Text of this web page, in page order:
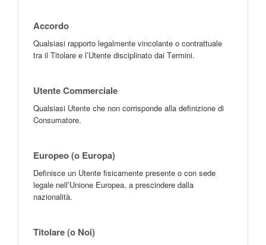
Accordo
Qualsiasi rapporto legalmente vincolante o contrattuale
tra il Titolare e l’Utente disciplinato dai Termini.
Utente Commerciale
Qualsiasi Utente che non corrisponde alla definizione di
Consumatore.
Europeo (o Europa)
Definisce un Utente fisicamente presente o con sede
legale nell’Unione Europea, a prescindere dalla
nazionalità.
Titolare (o Noi)